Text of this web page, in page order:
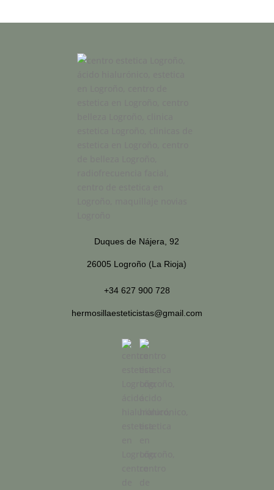
Duques de Nájera, 92
26005 Logroño (La Rioja)
+34 627 900 728
hermosillaesteticistas@gmail.com